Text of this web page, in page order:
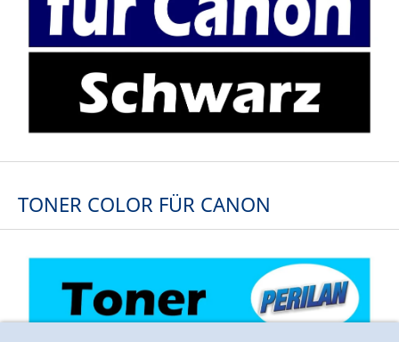
TONER COLOR FÜR CANON